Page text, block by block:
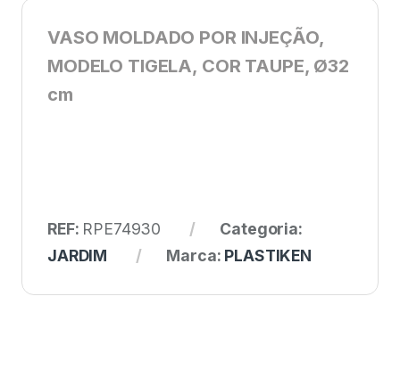
VASO MOLDADO POR INJEÇÃO,
MODELO TIGELA, COR TAUPE, Ø32
cm
REF: RPE74930
Categoria:
JARDIM
Marca: PLASTIKEN